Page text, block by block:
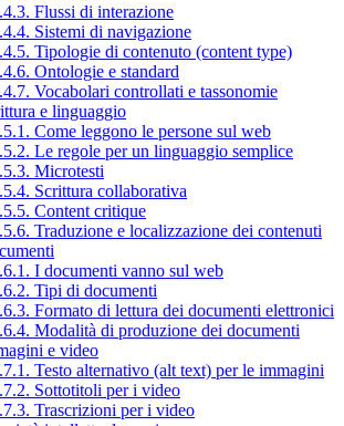
Flussi di interazione
Sistemi di navigazione
Tipologie di contenuto (content type)
Ontologie e standard
Vocabolari controllati e tassonomie
e linguaggio
Come leggono le persone sul web
Le regole per un linguaggio semplice
Microtesti
Scrittura collaborativa
Content critique
Traduzione e localizzazione dei contenuti
I documenti vanno sul web
Tipi di documenti
Formato di lettura dei documenti elettronici
Modalità di produzione dei documenti
e video
Testo alternativo (alt text) per le immagini
Sottotitoli per i video
Trascrizioni per i video